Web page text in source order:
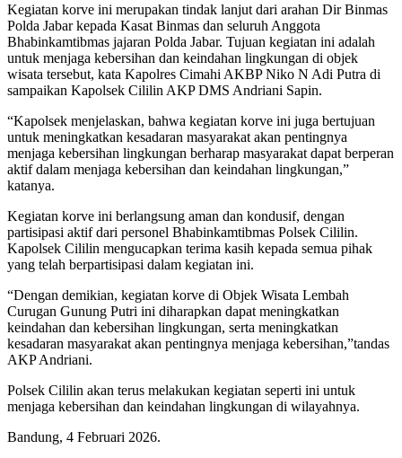
Kegiatan korve ini merupakan tindak lanjut dari arahan Dir Binmas
Polda Jabar kepada Kasat Binmas dan seluruh Anggota
Bhabinkamtibmas jajaran Polda Jabar. Tujuan kegiatan ini adalah
untuk menjaga kebersihan dan keindahan lingkungan di objek
wisata tersebut, kata Kapolres Cimahi AKBP Niko N Adi Putra di
sampaikan Kapolsek Cililin AKP DMS Andriani Sapin.
“Kapolsek menjelaskan, bahwa kegiatan korve ini juga bertujuan
untuk meningkatkan kesadaran masyarakat akan pentingnya
menjaga kebersihan lingkungan berharap masyarakat dapat berperan
aktif dalam menjaga kebersihan dan keindahan lingkungan,”
katanya.
Kegiatan korve ini berlangsung aman dan kondusif, dengan
partisipasi aktif dari personel Bhabinkamtibmas Polsek Cililin.
Kapolsek Cililin mengucapkan terima kasih kepada semua pihak
yang telah berpartisipasi dalam kegiatan ini.
“Dengan demikian, kegiatan korve di Objek Wisata Lembah
Curugan Gunung Putri ini diharapkan dapat meningkatkan
keindahan dan kebersihan lingkungan, serta meningkatkan
kesadaran masyarakat akan pentingnya menjaga kebersihan,”tandas
AKP Andriani.
Polsek Cililin akan terus melakukan kegiatan seperti ini untuk
menjaga kebersihan dan keindahan lingkungan di wilayahnya.
Bandung, 4 Februari 2026.